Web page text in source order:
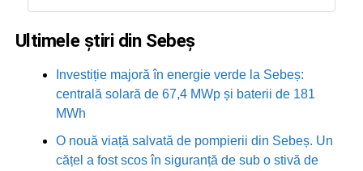
Ultimele știri din Sebeș
Investiție majoră în energie verde la Sebeș:
centrală solară de 67,4 MWp și baterii de 181
MWh
O nouă viață salvată de pompierii din Sebeș. Un
cățel a fost scos în siguranță de sub o stivă de